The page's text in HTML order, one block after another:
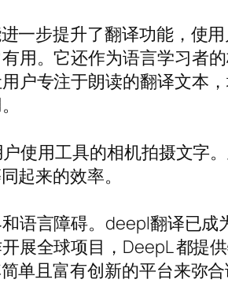
一步提升了翻译功能，使
用。它还作为语言学习者
户专注于朗读的翻译文本
使用工具的相机拍摄文字
起来的效率。
语言障碍。deepl翻译已
展全球项目，DeepL 都提
单且富有创新的平台来弥合